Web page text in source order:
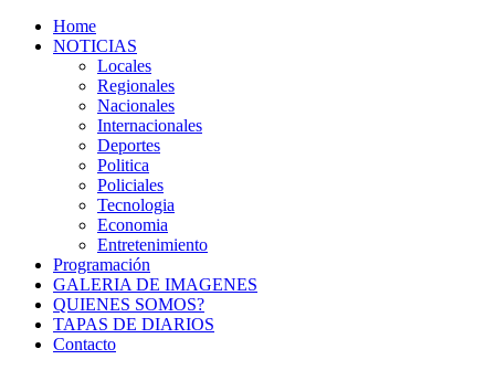
Home
NOTICIAS
Locales
Regionales
Nacionales
Internacionales
Deportes
Politica
Policiales
Tecnologia
Economia
Entretenimiento
Programación
GALERIA DE IMAGENES
QUIENES SOMOS?
TAPAS DE DIARIOS
Contacto